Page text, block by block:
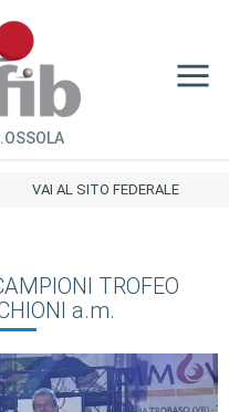
VAI AL SITO FEDERALE
TROFEO
a.m.